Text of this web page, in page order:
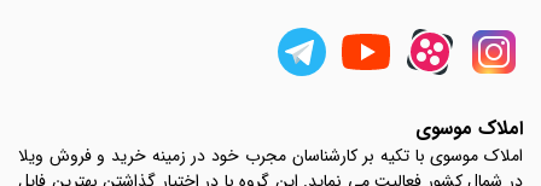
املاک موسوی
املاک موسوی با تکیه بر کارشناسان مجرب خود در زمینه خرید و فروش ویلا